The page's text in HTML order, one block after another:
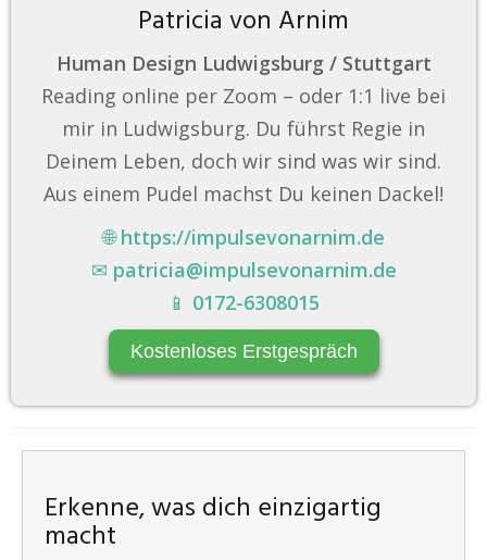
Patricia von Arnim
Human Design Ludwigsburg / Stuttgart
Reading online per Zoom – oder 1:1 live bei
mir in Ludwigsburg. Du führst Regie in
Deinem Leben, doch wir sind was wir sind.
Aus einem Pudel machst Du keinen Dackel!
🌐https://impulsevonarnim.de
✉ patricia@impulsevonarnim.de
📱 0172-6308015
Kostenloses Erstgespräch
Erkenne, was dich einzigartig
macht